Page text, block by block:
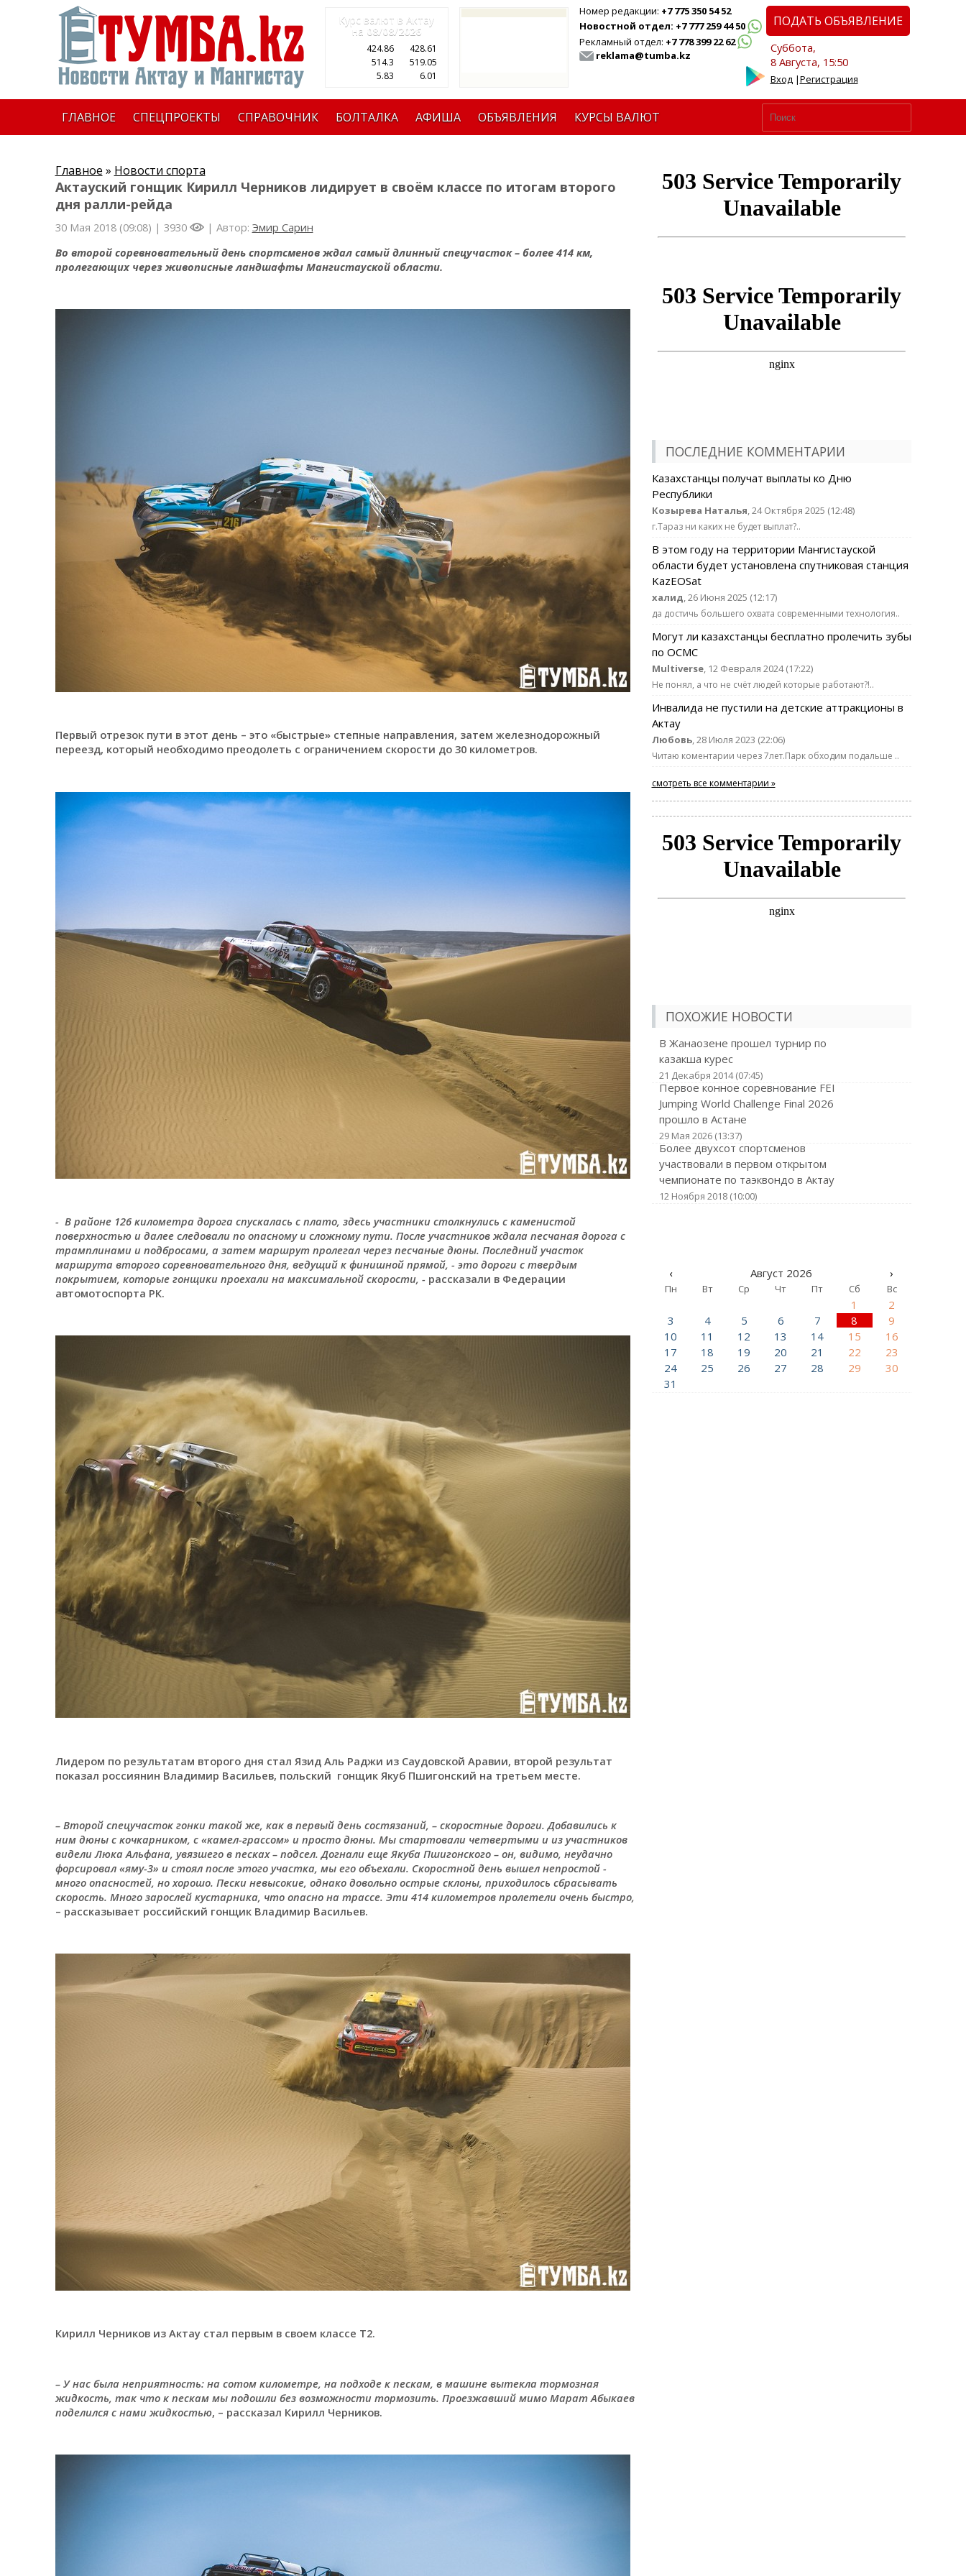
Курс валют в Актау
на 08/08/2026
424.86
428.61
514.3
519.05
5.83
6.01
Номер редакции: +7 775 350 54 52
Новостной отдел: +7 777 259 44 50
Рекламный отдел: +7 778 399 22 62
reklama@tumba.kz
ПОДАТЬ ОБЪЯВЛЕНИЕ
Суббота,
8 Августа, 15:50
Вход|Регистрация
ГЛАВНОЕ СПЕЦПРОЕКТЫ СПРАВОЧНИК БОЛТАЛКА АФИША ОБЪЯВЛЕНИЯ КУРСЫ ВАЛЮТ
Главное » Новости спорта
Актауский гонщик Кирилл Черников лидирует в своём классе по итогам второго
дня ралли-рейда
30 Мая 2018 (09:08) | 3930 | Автор: Эмир Сарин
Во второй соревновательный день спортсменов ждал самый длинный спецучасток – более 414 км,
пролегающих через живописные ландшафты Мангистауской области.
Первый отрезок пути в этот день – это «быстрые» степные направления, затем железнодорожный
переезд, который необходимо преодолеть с ограничением скорости до 30 километров.
- В районе 126 километра дорога спускалась с плато, здесь участники столкнулись с каменистой
поверхностью и далее следовали по опасному и сложному пути. После участников ждала песчаная дорога с
трамплинами и подбросами, а затем маршрут пролегал через песчаные дюны. Последний участок
маршрута второго соревновательного дня, ведущий к финишной прямой, - это дороги с твердым
покрытием, которые гонщики проехали на максимальной скорости, - рассказали в Федерации
автомотоспорта РК.
Лидером по результатам второго дня стал Язид Аль Раджи из Саудовской Аравии, второй результат
показал россиянин Владимир Васильев, польский гонщик Якуб Пшигонский на третьем месте.
– Второй спецучасток гонки такой же, как в первый день состязаний, – скоростные дороги. Добавились к
ним дюны с кочкарником, с «камел-грассом» и просто дюны. Мы стартовали четвертыми и из участников
видели Люка Альфана, увязшего в песках – подсел. Догнали еще Якуба Пшигонского – он, видимо, неудачно
форсировал «яму-3» и стоял после этого участка, мы его объехали. Скоростной день вышел непростой -
много опасностей, но хорошо. Пески невысокие, однако довольно острые склоны, приходилось сбрасывать
скорость. Много зарослей кустарника, что опасно на трассе. Эти 414 километров пролетели очень быстро,
– рассказывает российский гонщик Владимир Васильев.
Кирилл Черников из Актау стал первым в своем классе Т2.
– У нас была неприятность: на сотом километре, на подходе к пескам, в машине вытекла тормозная
жидкость, так что к пескам мы подошли без возможности тормозить. Проезжавший мимо Марат Абыкаев
поделился с нами жидкостью, – рассказал Кирилл Черников.
ПОСЛЕДНИЕ КОММЕНТАРИИ
Казахстанцы получат выплаты ко Дню
Республики
Козырева Наталья, 24 Октября 2025 (12:48)
г.Тараз ни каких не будет выплат?..
В этом году на территории Мангистауской
области будет установлена спутниковая станция
KazEOSat
халид, 26 Июня 2025 (12:17)
да достичь большего охвата современными технология..
Могут ли казахстанцы бесплатно пролечить зубы
по ОСМС
Multiverse, 12 Февраля 2024 (17:22)
Не понял, а что не счёт людей которые работают?!..
Инвалида не пустили на детские аттракционы в
Актау
Любовь, 28 Июля 2023 (22:06)
Читаю коментарии через 7лет.Парк обходим подальше ..
смотреть все комментарии »
ПОХОЖИЕ НОВОСТИ
В Жанаозене прошел турнир по
казакша курес
21 Декабря 2014 (07:45)
Первое конное соревнование FEI
Jumping World Challenge Final 2026
прошло в Астане
29 Мая 2026 (13:37)
Более двухсот спортсменов
участвовали в первом открытом
чемпионате по таэквондо в Актау
12 Ноября 2018 (10:00)
‹ Август 2026 ›
Пн Вт Ср Чт Пт Сб Вс
1
2
3
4 5 6 7 8
9
10
11 12 13 14 15
16
17
18 19 20 21 22
23
24
25 26 27 28 29
30
31